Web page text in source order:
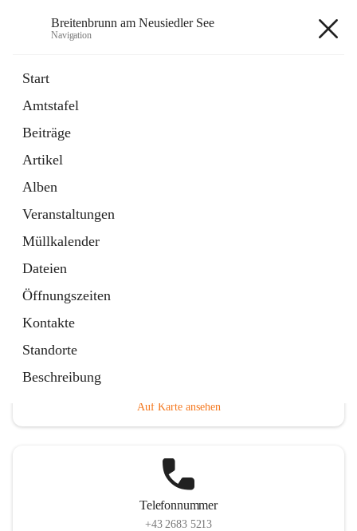
Breitenbrunn am Neusiedler See
Navigation
Start
Amtstafel
Beiträge
Artikel
Alben
Veranstaltungen
Müllkalender
Dateien
Öffnungszeiten
Kontakte
Standorte
Beschreibung
18 Schnellzugriffe
Gemeindeservice
Auf Karte ansehen
Telefonnummer
+43 2683 5213